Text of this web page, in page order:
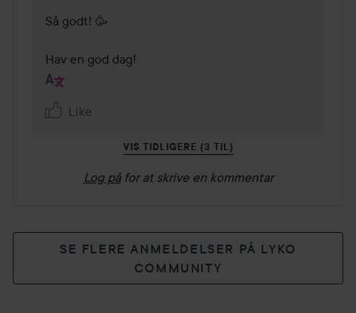
Så godt! 🥳
Hav en god dag!
Like
VIS TIDLIGERE (3 TIL)
Log på for at skrive en kommentar
SE FLERE ANMELDELSER PÅ LYKO
COMMUNITY